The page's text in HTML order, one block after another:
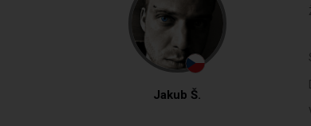
Jakub Š.